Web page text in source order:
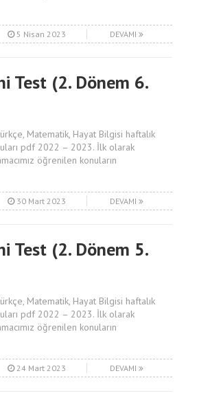
5 Nisan 2023 DEVAMI
Test (2. Dönem 6.
Matematik, Hayat Bilgisi haftalık
pdf 2022 – 2023. İlk olarak
öğrenilen konuların
30 Mart 2023 DEVAMI
Test (2. Dönem 5.
Matematik, Hayat Bilgisi haftalık
pdf 2022 – 2023. İlk olarak
öğrenilen konuların
24 Mart 2023 DEVAMI